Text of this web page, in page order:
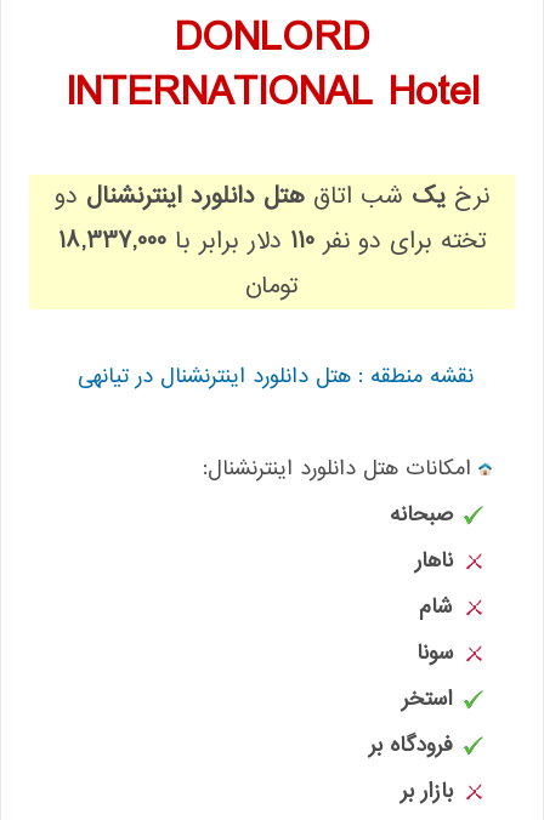
DONLORD
INTERNATIONAL Hotel
نرخ یک شب اتاق هتل دانلورد اینترنشنال دو
تخته برای دو نفر 110 دلار برابر با 18,337,000
تومان
نقشه منطقه : هتل دانلورد اینترنشنال در تیانهی
:امکانات هتل دانلورد اینترنشنال
صبحانه
ناهار
شام
سونا
استخر
فرودگاه بر
بازار بر